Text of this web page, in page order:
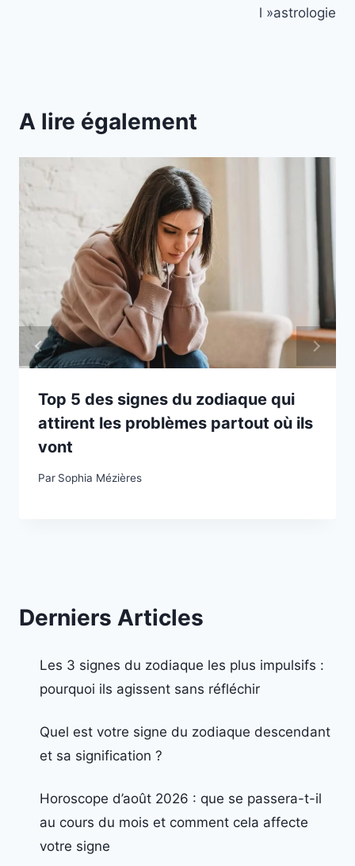
l »astrologie
A lire également
Top 5 des signes du zodiaque qui
attirent les problèmes partout où ils
vont
Par Sophia Mézières
Derniers Articles
Les 3 signes du zodiaque les plus impulsifs :
pourquoi ils agissent sans réfléchir
Quel est votre signe du zodiaque descendant
et sa signification ?
Horoscope d’août 2026 : que se passera-t-il
au cours du mois et comment cela affecte
votre signe